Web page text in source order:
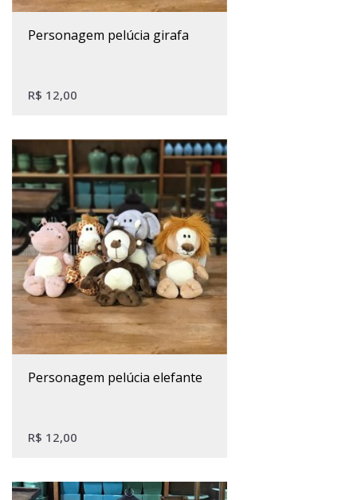
personagem pelúcia girafa
R$ 12,00
personagem pelúcia elefante
R$ 12,00